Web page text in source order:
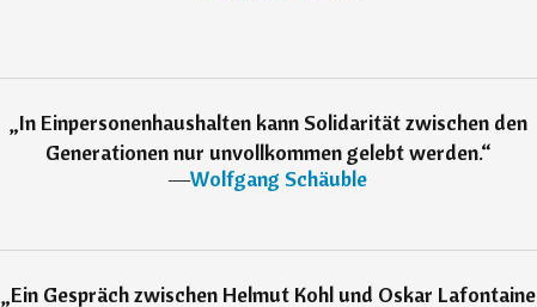
„In Einpersonenhaushalten kann Solidarität zwischen den
Generationen nur unvollkommen gelebt werden.“
―Wolfgang Schäuble
„Ein Gespräch zwischen Helmut Kohl und Oskar Lafontaine